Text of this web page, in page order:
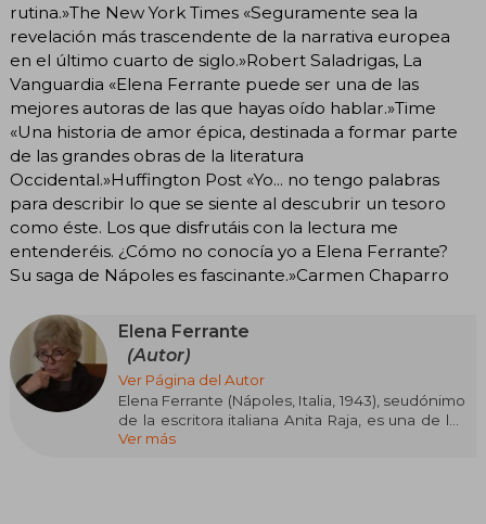
rutina.»The New York Times «Seguramente sea la
revelación más trascendente de la narrativa europea
en el último cuarto de siglo.»Robert Saladrigas, La
Vanguardia «Elena Ferrante puede ser una de las
mejores autoras de las que hayas oído hablar.»Time
«Una historia de amor épica, destinada a formar parte
de las grandes obras de la literatura
Occidental.»Huffington Post «Yo... no tengo palabras
para describir lo que se siente al descubrir un tesoro
como éste. Los que disfrutáis con la lectura me
entenderéis. ¿Cómo no conocía yo a Elena Ferrante?
Su saga de Nápoles es fascinante.»Carmen Chaparro
Elena Ferrante
(Autor)
Ver Página del Autor
Elena Ferrante (Nápoles, Italia, 1943), seudónimo
de la escritora italiana Anita Raja, es una de las
autoras más enigmáticas de la literatura
Ver más